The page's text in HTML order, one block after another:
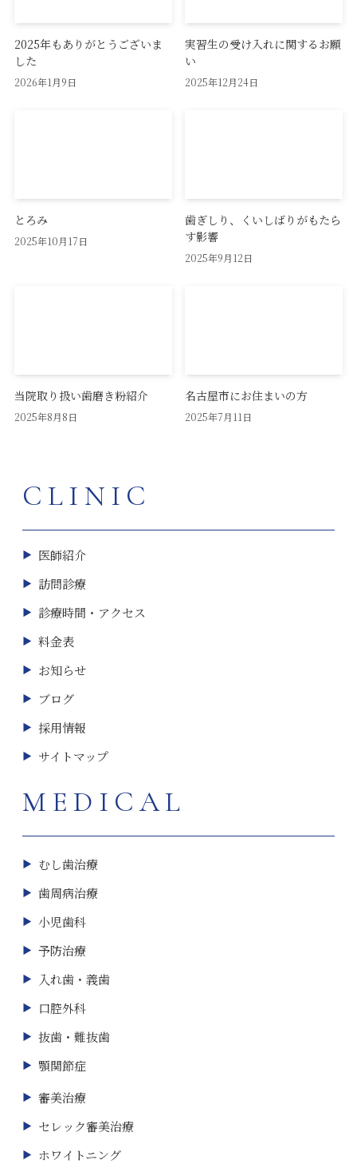
2025年もありがとうございま
した
2026年1月9日
実習生の受け入れに関するお願
い
2025年12月24日
とろみ
2025年10月17日
歯ぎしり、くいしばりがもたら
す影響
2025年9月12日
当院取り扱い歯磨き粉紹介
2025年8月8日
名古屋市にお住まいの方
2025年7月11日
CLINIC
医師紹介
訪問診療
診療時間・アクセス
料金表
お知らせ
ブログ
採用情報
サイトマップ
MEDICAL
むし歯治療
歯周病治療
小児歯科
予防治療
入れ歯・義歯
口腔外科
抜歯・難抜歯
顎関節症
審美治療
セレック審美治療
ホワイトニング